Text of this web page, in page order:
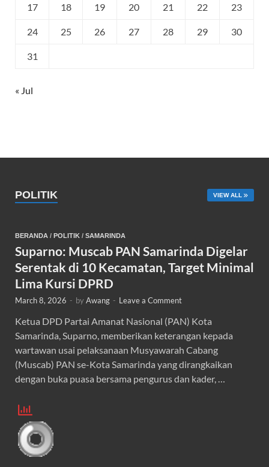
17 18 19 20 21 22 23
24 25 26 27 28 29 30
31
« Jul
POLITIK VIEW ALL
BERANDA / POLITIK / SAMARINDA
Suparno: Muscab PAN Samarinda Digelar
Serentak di 10 Kecamatan, Target Minimal
Lima Kursi DPRD
March 8, 2026 - byAwang - Leave a Comment
Ketua DPD Partai Amanat Nasional (PAN) Kota
Samarinda, Suparno, memberikan keterangan kepada
wartawan usai pelaksanaan Musyawarah Cabang
(Muscab) PAN se-Kota Samarinda yang dirangkaikan
dengan buka puasa bersama pengurus dan kader, …